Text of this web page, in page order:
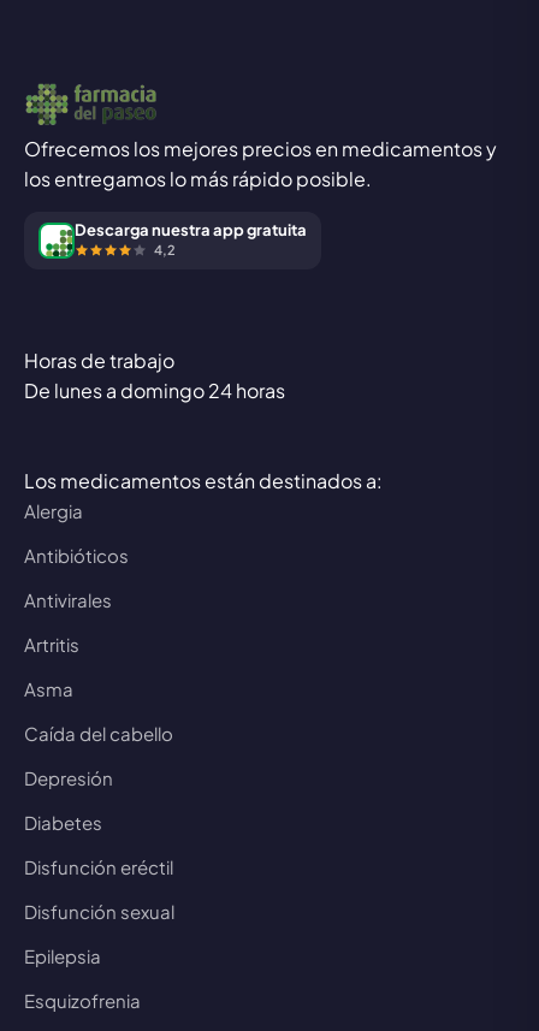
Ofrecemos los mejores precios en medicamentos y
los entregamos lo más rápido posible.
Descarga nuestra app gratuita
4,2
Horas de trabajo
De lunes a domingo 24 horas
Los medicamentos están destinados a:
Alergia
Antibióticos
Antivirales
Artritis
Asma
Caída del cabello
Depresión
Diabetes
Disfunción eréctil
Disfunción sexual
Epilepsia
Esquizofrenia